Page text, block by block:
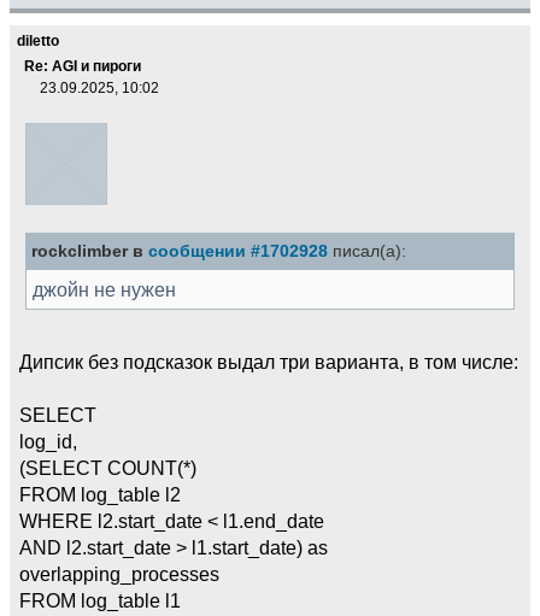
diletto
Re: AGI и пироги
23.09.2025, 10:02
rockclimber в сообщении #1702928 писал(а):
джойн не нужен
Дипсик без подсказок выдал три варианта, в том числе:
SELECT
log_id,
(SELECT COUNT(*)
FROM log_table l2
WHERE l2.start_date < l1.end_date
AND l2.start_date > l1.start_date) as
overlapping_processes
FROM log_table l1